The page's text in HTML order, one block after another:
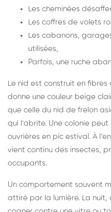
Les cheminées
Les coffres de volets
Les cabanons,
utilisées,
Parfois, une ruche
Le nid est construit en fibres
donne une couleur beige
que celle du nid de frelon
qui l’abrite. Une colonie
ouvrières en pic estival. À
vient continu des insectes,
occupants.
Un comportement souvent
attiré par la lumière. La nuit,